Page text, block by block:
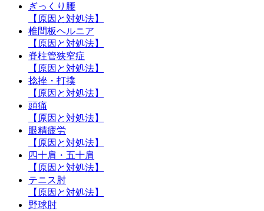
ぎっくり腰
【原因と対処法】
椎間板ヘルニア
【原因と対処法】
脊柱管狭窄症
【原因と対処法】
捻挫・打撲
【原因と対処法】
頭痛
【原因と対処法】
眼精疲労
【原因と対処法】
四十肩・五十肩
【原因と対処法】
テニス肘
【原因と対処法】
野球肘